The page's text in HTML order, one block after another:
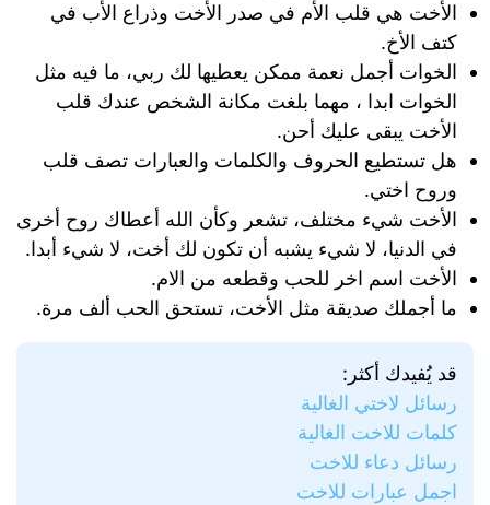
الأخت هي قلب الأم في صدر الأخت وذراع الأب في
كتف الأخ.
الخوات أجمل نعمة ممكن يعطيها لك ربي، ما فيه مثل
الخوات ابدا ، مهما بلغت مكانة الشخص عندك قلب
الأخت يبقى عليك أحن.
هل تستطيع الحروف والكلمات والعبارات تصف قلب
وروح اختي.
الأخت شيء مختلف، تشعر وكأن الله أعطاك روح أخرى
في الدنيا، لا شيء يشبه أن تكون لك أخت، لا شيء أبدا.
الأخت اسم اخر للحب وقطعه من الام.
ما أجملك صديقة مثل الأخت، تستحق الحب ألف مرة.
قد يُفيدك أكثر:
رسائل لاختي الغالية
كلمات للاخت الغالية
رسائل دعاء للاخت
اجمل عبارات للاخت